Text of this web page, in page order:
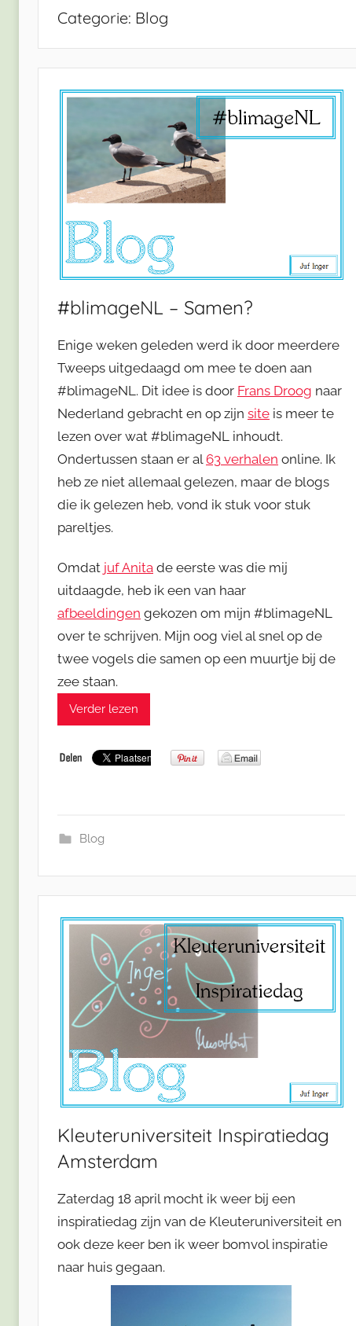
Categorie: Blog
#blimageNL – Samen?
Enige weken geleden werd ik door meerdere
Tweeps uitgedaagd om mee te doen aan
#blimageNL. Dit idee is door Frans Droog naar
Nederland gebracht en op zijn site is meer te
lezen over wat #blimageNL inhoudt.
Ondertussen staan er al 63 verhalen online. Ik
heb ze niet allemaal gelezen, maar de blogs
die ik gelezen heb, vond ik stuk voor stuk
pareltjes.
Omdat juf Anita de eerste was die mij
uitdaagde, heb ik een van haar
afbeeldingen gekozen om mijn #blimageNL
over te schrijven. Mijn oog viel al snel op de
twee vogels die samen op een muurtje bij de
zee staan.
Verder lezen
Blog
Kleuteruniversiteit Inspiratiedag
Amsterdam
Zaterdag 18 april mocht ik weer bij een
inspiratiedag zijn van de Kleuteruniversiteit en
ook deze keer ben ik weer bomvol inspiratie
naar huis gegaan.